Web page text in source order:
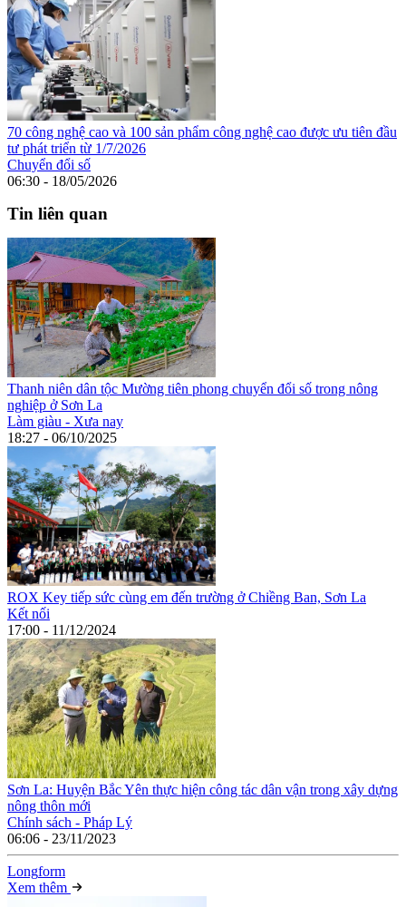
70 công nghệ cao và 100 sản phẩm công nghệ cao được ưu tiên đầu
tư phát triển từ 1/7/2026
Chuyển đổi số
06:30 - 18/05/2026
Tin liên quan
Thanh niên dân tộc Mường tiên phong chuyển đổi số trong nông
nghiệp ở Sơn La
Làm giàu - Xưa nay
18:27 - 06/10/2025
ROX Key tiếp sức cùng em đến trường ở Chiềng Ban, Sơn La
Kết nối
17:00 - 11/12/2024
Sơn La: Huyện Bắc Yên thực hiện công tác dân vận trong xây dựng
nông thôn mới
Chính sách - Pháp Lý
06:06 - 23/11/2023
Longform
Xem thêm